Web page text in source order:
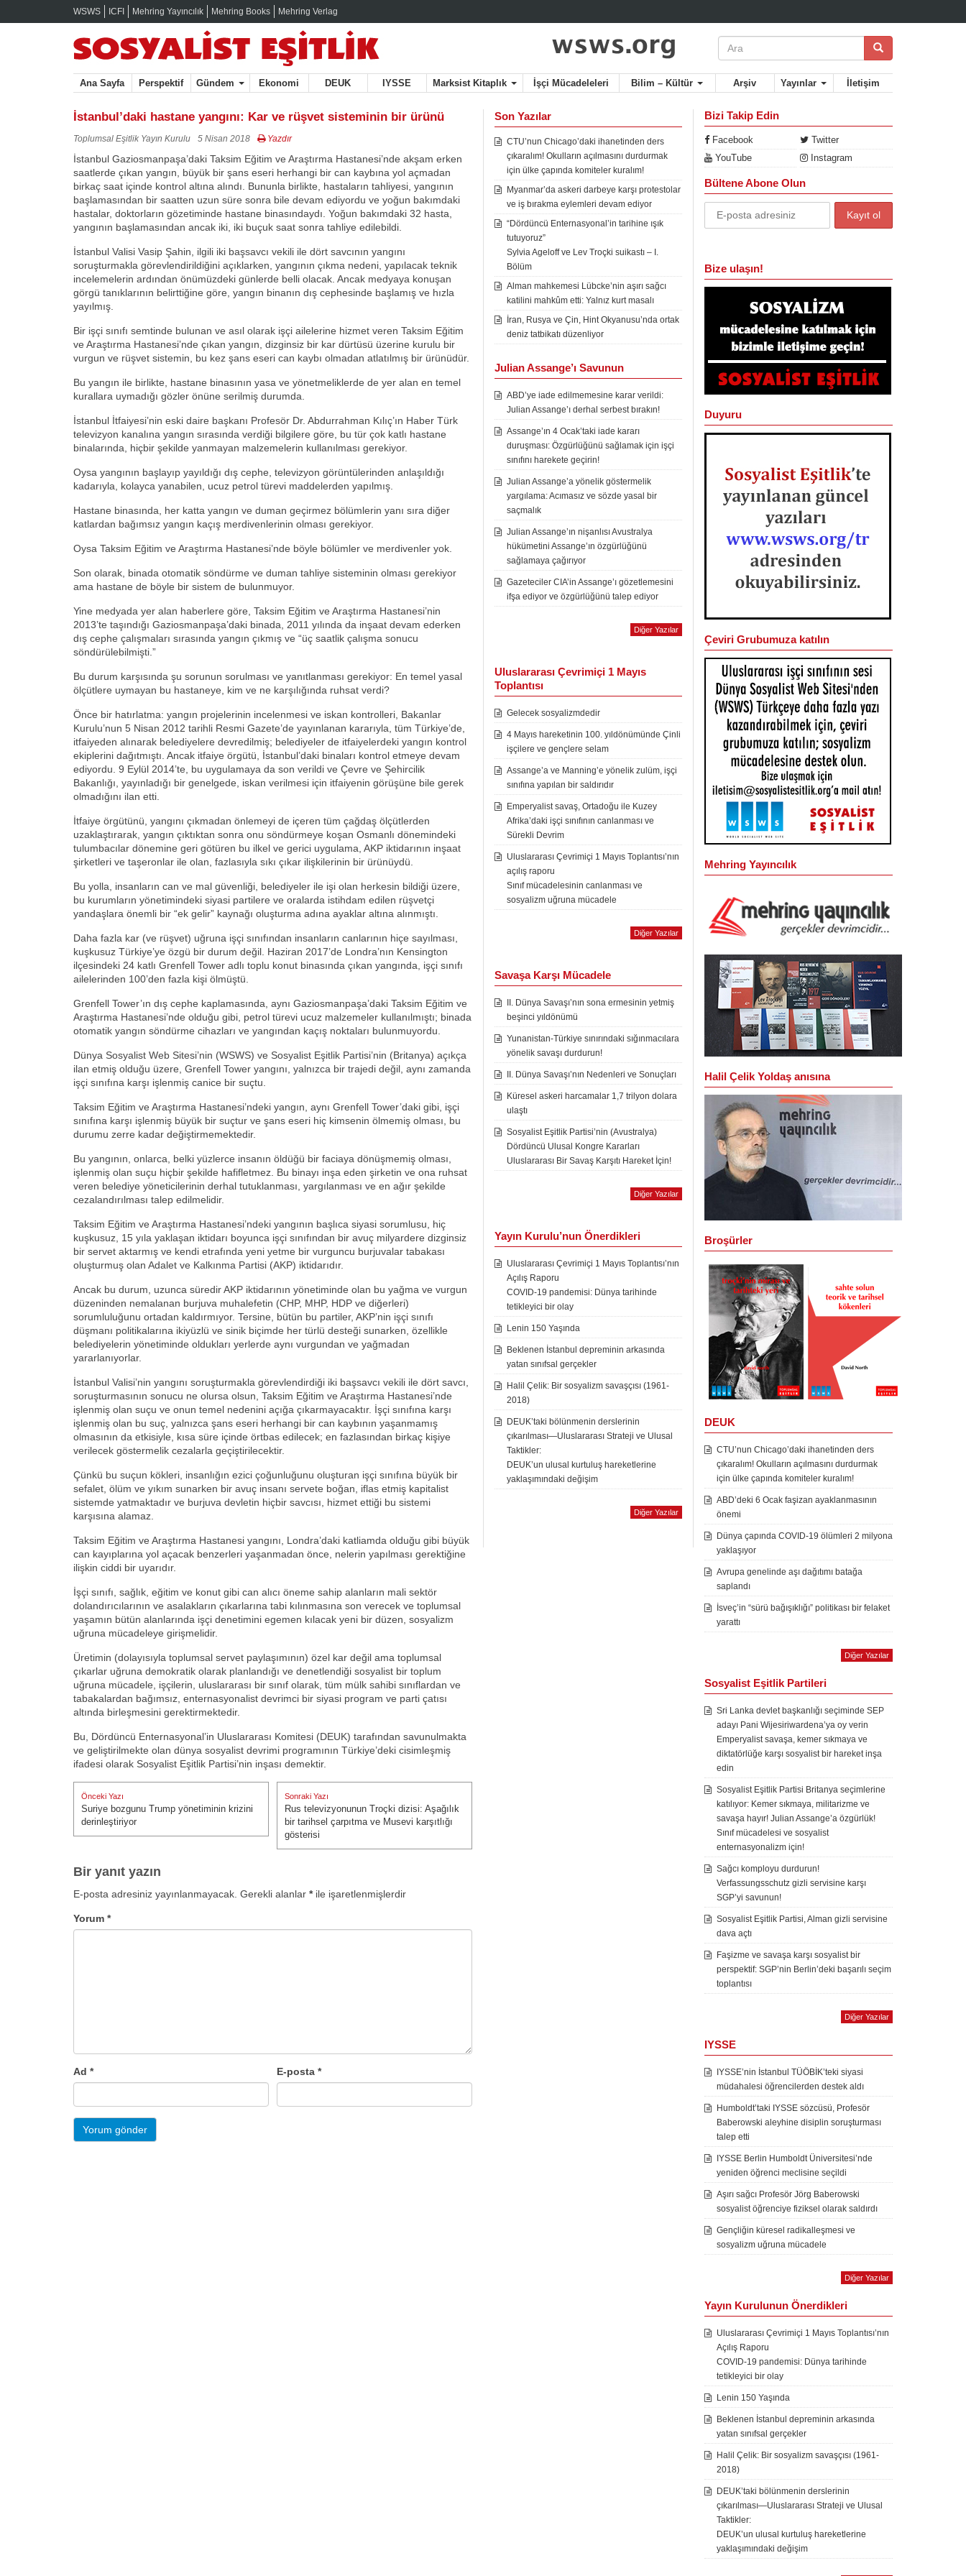
WSWS ICFI Mehring Yayıncılık Mehring Books Mehring Verlag
Ana Sayfa Perspektif Gündem Ekonomi DEUK IYSSE Marksist Kitaplık İşçi Mücadeleleri Bilim – Kültür Arşiv Yayınlar İletişim
İstanbul’daki hastane yangını: Kar ve rüşvet sisteminin bir ürünü
Toplumsal Eşitlik Yayın Kurulu 5 Nisan 2018 Yazdır
İstanbul Gaziosmanpaşa’daki Taksim Eğitim ve Araştırma Hastanesi’nde akşam erken
saatlerde çıkan yangın, büyük bir şans eseri herhangi bir can kaybına yol açmadan
birkaç saat içinde kontrol altına alındı. Bununla birlikte, hastaların tahliyesi, yangının
başlamasından bir saatten uzun süre sonra bile devam ediyordu ve yoğun bakımdaki
hastalar, doktorların gözetiminde hastane binasındaydı. Yoğun bakımdaki 32 hasta,
yangının başlamasından ancak iki, iki buçuk saat sonra tahliye edilebildi.
İstanbul Valisi Vasip Şahin, ilgili iki başsavcı vekili ile dört savcının yangını
soruşturmakla görevlendirildiğini açıklarken, yangının çıkma nedeni, yapılacak teknik
incelemelerin ardından önümüzdeki günlerde belli olacak. Ancak medyaya konuşan
görgü tanıklarının belirttiğine göre, yangın binanın dış cephesinde başlamış ve hızla
yayılmış.
Bir işçi sınıfı semtinde bulunan ve asıl olarak işçi ailelerine hizmet veren Taksim Eğitim
ve Araştırma Hastanesi’nde çıkan yangın, dizginsiz bir kar dürtüsü üzerine kurulu bir
vurgun ve rüşvet sistemin, bu kez şans eseri can kaybı olmadan atlatılmış bir ürünüdür.
Bu yangın ile birlikte, hastane binasının yasa ve yönetmeliklerde de yer alan en temel
kurallara uymadığı gözler önüne serilmiş durumda.
İstanbul İtfaiyesi’nin eski daire başkanı Profesör Dr. Abdurrahman Kılıç’ın Haber Türk
televizyon kanalına yangın sırasında verdiği bilgilere göre, bu tür çok katlı hastane
binalarında, hiçbir şekilde yanmayan malzemelerin kullanılması gerekiyor.
Oysa yangının başlayıp yayıldığı dış cephe, televizyon görüntülerinden anlaşıldığı
kadarıyla, kolayca yanabilen, ucuz petrol türevi maddelerden yapılmış.
Hastane binasında, her katta yangın ve duman geçirmez bölümlerin yanı sıra diğer
katlardan bağımsız yangın kaçış merdivenlerinin olması gerekiyor.
Oysa Taksim Eğitim ve Araştırma Hastanesi’nde böyle bölümler ve merdivenler yok.
Son olarak, binada otomatik söndürme ve duman tahliye sisteminin olması gerekiyor
ama hastane de böyle bir sistem de bulunmuyor.
Yine medyada yer alan haberlere göre, Taksim Eğitim ve Araştırma Hastanesi’nin
2013’te taşındığı Gaziosmanpaşa’daki binada, 2011 yılında da inşaat devam ederken
dış cephe çalışmaları sırasında yangın çıkmış ve “üç saatlik çalışma sonucu
söndürülebilmişti.”
Bu durum karşısında şu sorunun sorulması ve yanıtlanması gerekiyor: En temel yasal
ölçütlere uymayan bu hastaneye, kim ve ne karşılığında ruhsat verdi?
Önce bir hatırlatma: yangın projelerinin incelenmesi ve iskan kontrolleri, Bakanlar
Kurulu’nun 5 Nisan 2012 tarihli Resmi Gazete’de yayınlanan kararıyla, tüm Türkiye’de,
itfaiyeden alınarak belediyelere devredilmiş; belediyeler de itfaiyelerdeki yangın kontrol
ekiplerini dağıtmıştı. Ancak itfaiye örgütü, İstanbul’daki binaları kontrol etmeye devam
ediyordu. 9 Eylül 2014’te, bu uygulamaya da son verildi ve Çevre ve Şehircilik
Bakanlığı, yayınladığı bir genelgede, iskan verilmesi için itfaiyenin görüşüne bile gerek
olmadığını ilan etti.
İtfaiye örgütünü, yangını çıkmadan önlemeyi de içeren tüm çağdaş ölçütlerden
uzaklaştırarak, yangın çıktıktan sonra onu söndürmeye koşan Osmanlı dönemindeki
tulumbacılar dönemine geri götüren bu ilkel ve gerici uygulama, AKP iktidarının inşaat
şirketleri ve taşeronlar ile olan, fazlasıyla sıkı çıkar ilişkilerinin bir ürünüydü.
Bu yolla, insanların can ve mal güvenliği, belediyeler ile işi olan herkesin bildiği üzere,
bu kurumların yönetimindeki siyasi partilere ve oralarda istihdam edilen rüşvetçi
yandaşlara önemli bir “ek gelir” kaynağı oluşturma adına ayaklar altına alınmıştı.
Daha fazla kar (ve rüşvet) uğruna işçi sınıfından insanların canlarının hiçe sayılması,
kuşkusuz Türkiye’ye özgü bir durum değil. Haziran 2017’de Londra’nın Kensington
ilçesindeki 24 katlı Grenfell Tower adlı toplu konut binasında çıkan yangında, işçi sınıfı
ailelerinden 100’den fazla kişi ölmüştü.
Grenfell Tower’ın dış cephe kaplamasında, aynı Gaziosmanpaşa’daki Taksim Eğitim ve
Araştırma Hastanesi’nde olduğu gibi, petrol türevi ucuz malzemeler kullanılmıştı; binada
otomatik yangın söndürme cihazları ve yangından kaçış noktaları bulunmuyordu.
Dünya Sosyalist Web Sitesi’nin (WSWS) ve Sosyalist Eşitlik Partisi’nin (Britanya) açıkça
ilan etmiş olduğu üzere, Grenfell Tower yangını, yalnızca bir trajedi değil, aynı zamanda
işçi sınıfına karşı işlenmiş canice bir suçtu.
Taksim Eğitim ve Araştırma Hastanesi’ndeki yangın, aynı Grenfell Tower’daki gibi, işçi
sınıfına karşı işlenmiş büyük bir suçtur ve şans eseri hiç kimsenin ölmemiş olması, bu
durumu zerre kadar değiştirmemektedir.
Bu yangının, onlarca, belki yüzlerce insanın öldüğü bir faciaya dönüşmemiş olması,
işlenmiş olan suçu hiçbir şekilde hafifletmez. Bu binayı inşa eden şirketin ve ona ruhsat
veren belediye yöneticilerinin derhal tutuklanması, yargılanması ve en ağır şekilde
cezalandırılması talep edilmelidir.
Taksim Eğitim ve Araştırma Hastanesi’ndeki yangının başlıca siyasi sorumlusu, hiç
kuşkusuz, 15 yıla yaklaşan iktidarı boyunca işçi sınıfından bir avuç milyardere dizginsiz
bir servet aktarmış ve kendi etrafında yeni yetme bir vurguncu burjuvalar tabakası
oluşturmuş olan Adalet ve Kalkınma Partisi (AKP) iktidarıdır.
Ancak bu durum, uzunca süredir AKP iktidarının yönetiminde olan bu yağma ve vurgun
düzeninden nemalanan burjuva muhalefetin (CHP, MHP, HDP ve diğerleri)
sorumluluğunu ortadan kaldırmıyor. Tersine, bütün bu partiler, AKP’nin işçi sınıfı
düşmanı politikalarına ikiyüzlü ve sinik biçimde her türlü desteği sunarken, özellikle
belediyelerin yönetiminde oldukları yerlerde aynı vurgundan ve yağmadan
yararlanıyorlar.
İstanbul Valisi’nin yangını soruşturmakla görevlendirdiği iki başsavcı vekili ile dört savcı,
soruşturmasının sonucu ne olursa olsun, Taksim Eğitim ve Araştırma Hastanesi’nde
işlenmiş olan suçu ve onun temel nedenini açığa çıkarmayacaktır. İşçi sınıfına karşı
işlenmiş olan bu suç, yalnızca şans eseri herhangi bir can kaybının yaşanmamış
olmasının da etkisiyle, kısa süre içinde örtbas edilecek; en fazlasından birkaç kişiye
verilecek göstermelik cezalarla geçiştirilecektir.
Çünkü bu suçun kökleri, insanlığın ezici çoğunluğunu oluşturan işçi sınıfına büyük bir
sefalet, ölüm ve yıkım sunarken bir avuç insanı servete boğan, iflas etmiş kapitalist
sistemde yatmaktadır ve burjuva devletin hiçbir savcısı, hizmet ettiği bu sistemi
karşısına alamaz.
Taksim Eğitim ve Araştırma Hastanesi yangını, Londra’daki katliamda olduğu gibi büyük
can kayıplarına yol açacak benzerleri yaşanmadan önce, nelerin yapılması gerektiğine
ilişkin ciddi bir uyarıdır.
İşçi sınıfı, sağlık, eğitim ve konut gibi can alıcı öneme sahip alanların mali sektör
dolandırıcılarının ve asalakların çıkarlarına tabi kılınmasına son verecek ve toplumsal
yaşamın bütün alanlarında işçi denetimini egemen kılacak yeni bir düzen, sosyalizm
uğruna mücadeleye girişmelidir.
Üretimin (dolayısıyla toplumsal servet paylaşımının) özel kar değil ama toplumsal
çıkarlar uğruna demokratik olarak planlandığı ve denetlendiği sosyalist bir toplum
uğruna mücadele, işçilerin, uluslararası bir sınıf olarak, tüm mülk sahibi sınıflardan ve
tabakalardan bağımsız, enternasyonalist devrimci bir siyasi program ve parti çatısı
altında birleşmesini gerektirmektedir.
Bu, Dördüncü Enternasyonal’in Uluslararası Komitesi (DEUK) tarafından savunulmakta
ve geliştirilmekte olan dünya sosyalist devrimi programının Türkiye’deki cisimleşmiş
ifadesi olarak Sosyalist Eşitlik Partisi’nin inşası demektir.
Yazı
gezinmesi
Önceki Yazı
Önceki Yazı:
Suriye bozgunu Trump yönetiminin krizini
derinleştiriyor
Sonraki Yazı
Sonraki Yazı:
Rus televizyonunun Troçki dizisi: Aşağılık
bir tarihsel çarpıtma ve Musevi karşıtlığı
gösterisi
Bir yanıt yazın
E-posta adresiniz yayınlanmayacak. Gerekli alanlar *ile işaretlenmişlerdir
Yorum *
Ad * E-posta*
Son Yazılar
CTU’nun Chicago’daki ihanetinden ders
çıkaralım! Okulların açılmasını durdurmak
için ülke çapında komiteler kuralım!
Myanmar’da askeri darbeye karşı protestolar
ve iş bırakma eylemleri devam ediyor
“Dördüncü Enternasyonal’in tarihine ışık
tutuyoruz”
Sylvia Ageloff ve Lev Troçki suikastı – I.
Bölüm
Alman mahkemesi Lübcke’nin aşırı sağcı
katilini mahkûm etti: Yalnız kurt masalı
İran, Rusya ve Çin, Hint Okyanusu’nda ortak
deniz tatbikatı düzenliyor
Julian Assange’ı Savunun
ABD’ye iade edilmemesine karar verildi:
Julian Assange’ı derhal serbest bırakın!
Assange’ın 4 Ocak’taki iade kararı
duruşması: Özgürlüğünü sağlamak için işçi
sınıfını harekete geçirin!
Julian Assange’a yönelik göstermelik
yargılama: Acımasız ve sözde yasal bir
saçmalık
Julian Assange’ın nişanlısı Avustralya
hükümetini Assange’ın özgürlüğünü
sağlamaya çağırıyor
Gazeteciler CIA’in Assange’ı gözetlemesini
ifşa ediyor ve özgürlüğünü talep ediyor
Diğer Yazılar
Uluslararası Çevrimiçi 1 Mayıs
Toplantısı
Gelecek sosyalizmdedir
4 Mayıs hareketinin 100. yıldönümünde Çinli
işçilere ve gençlere selam
Assange’a ve Manning’e yönelik zulüm, işçi
sınıfına yapılan bir saldırıdır
Emperyalist savaş, Ortadoğu ile Kuzey
Afrika’daki işçi sınıfının canlanması ve
Sürekli Devrim
Uluslararası Çevrimiçi 1 Mayıs Toplantısı’nın
açılış raporu
Sınıf mücadelesinin canlanması ve
sosyalizm uğruna mücadele
Diğer Yazılar
Savaşa Karşı Mücadele
II. Dünya Savaşı’nın sona ermesinin yetmiş
beşinci yıldönümü
Yunanistan-Türkiye sınırındaki sığınmacılara
yönelik savaşı durdurun!
II. Dünya Savaşı’nın Nedenleri ve Sonuçları
Küresel askeri harcamalar 1,7 trilyon dolara
ulaştı
Sosyalist Eşitlik Partisi’nin (Avustralya)
Dördüncü Ulusal Kongre Kararları
Uluslararası Bir Savaş Karşıtı Hareket İçin!
Diğer Yazılar
Yayın Kurulu’nun Önerdikleri
Uluslararası Çevrimiçi 1 Mayıs Toplantısı’nın
Açılış Raporu
COVID-19 pandemisi: Dünya tarihinde
tetikleyici bir olay
Lenin 150 Yaşında
Beklenen İstanbul depreminin arkasında
yatan sınıfsal gerçekler
Halil Çelik: Bir sosyalizm savaşçısı (1961-
2018)
DEUK’taki bölünmenin derslerinin
çıkarılması—Uluslararası Strateji ve Ulusal
Taktikler:
DEUK’un ulusal kurtuluş hareketlerine
yaklaşımındaki değişim
Diğer Yazılar
Bizi Takip Edin
Facebook
Twitter
YouTube
Instagram
Bültene Abone Olun
Bize ulaşın!
Duyuru
Çeviri Grubumuza katılın
Mehring Yayıncılık
Halil Çelik Yoldaş anısına
Broşürler
DEUK
CTU’nun Chicago’daki ihanetinden ders
çıkaralım! Okulların açılmasını durdurmak
için ülke çapında komiteler kuralım!
ABD’deki 6 Ocak faşizan ayaklanmasının
önemi
Dünya çapında COVID-19 ölümleri 2 milyona
yaklaşıyor
Avrupa genelinde aşı dağıtımı batağa
saplandı
İsveç’in “sürü bağışıklığı” politikası bir felaket
yarattı
Diğer Yazılar
Sosyalist Eşitlik Partileri
Sri Lanka devlet başkanlığı seçiminde SEP
adayı Pani Wijesiriwardena’ya oy verin
Emperyalist savaşa, kemer sıkmaya ve
diktatörlüğe karşı sosyalist bir hareket inşa
edin
Sosyalist Eşitlik Partisi Britanya seçimlerine
katılıyor: Kemer sıkmaya, militarizme ve
savaşa hayır! Julian Assange’a özgürlük!
Sınıf mücadelesi ve sosyalist
enternasyonalizm için!
Sağcı komployu durdurun!
Verfassungsschutz gizli servisine karşı
SGP’yi savunun!
Sosyalist Eşitlik Partisi, Alman gizli servisine
dava açtı
Faşizme ve savaşa karşı sosyalist bir
perspektif: SGP’nin Berlin’deki başarılı seçim
toplantısı
Diğer Yazılar
IYSSE
IYSSE’nin İstanbul TÜÖBİK’teki siyasi
müdahalesi öğrencilerden destek aldı
Humboldt’taki IYSSE sözcüsü, Profesör
Baberowski aleyhine disiplin soruşturması
talep etti
IYSSE Berlin Humboldt Üniversitesi’nde
yeniden öğrenci meclisine seçildi
Aşırı sağcı Profesör Jörg Baberowski
sosyalist öğrenciye fiziksel olarak saldırdı
Gençliğin küresel radikalleşmesi ve
sosyalizm uğruna mücadele
Diğer Yazılar
Yayın Kurulunun Önerdikleri
Uluslararası Çevrimiçi 1 Mayıs Toplantısı’nın
Açılış Raporu
COVID-19 pandemisi: Dünya tarihinde
tetikleyici bir olay
Lenin 150 Yaşında
Beklenen İstanbul depreminin arkasında
yatan sınıfsal gerçekler
Halil Çelik: Bir sosyalizm savaşçısı (1961-
2018)
DEUK’taki bölünmenin derslerinin
çıkarılması—Uluslararası Strateji ve Ulusal
Taktikler:
DEUK’un ulusal kurtuluş hareketlerine
yaklaşımındaki değişim